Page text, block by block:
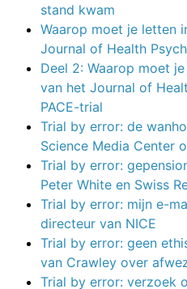
stand kwam
Waarop moet je letten
Journal of Health
Deel 2: Waarop moet
van het Journal of
PACE-trial
Trial by error: de
Science Media Center
Trial by error:
Peter White en Swiss
Trial by error: mijn e-
directeur van NICE
Trial by error: geen
van Crawley over
Trial by error: verzoek